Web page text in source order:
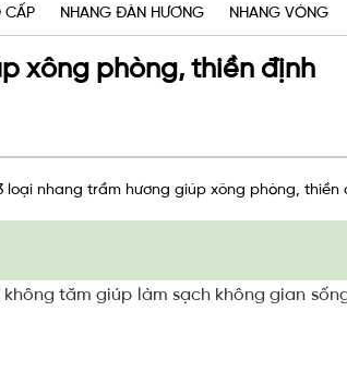
CẤP NHANG ĐÀN HƯƠNG NHANG VÒNG
xông phòng, thiền định
loại nhang trầm hương giúp xông phòng, thiền
tăm giúp làm sạch không gian